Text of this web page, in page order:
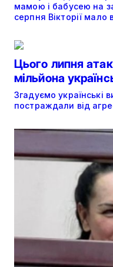
мамою і бабусею на
серпня Вікторії мало
Цього липня
мільйона
Згадуємо українські
постраждали від